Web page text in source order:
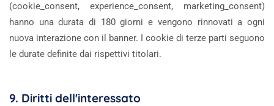
(cookie_consent, experience_consent, marketing_consent)
hanno una durata di 180 giorni e vengono rinnovati a ogni
nuova interazione con il banner. I cookie di terze parti seguono
le durate definite dai rispettivi titolari.
9. Diritti dell'interessato